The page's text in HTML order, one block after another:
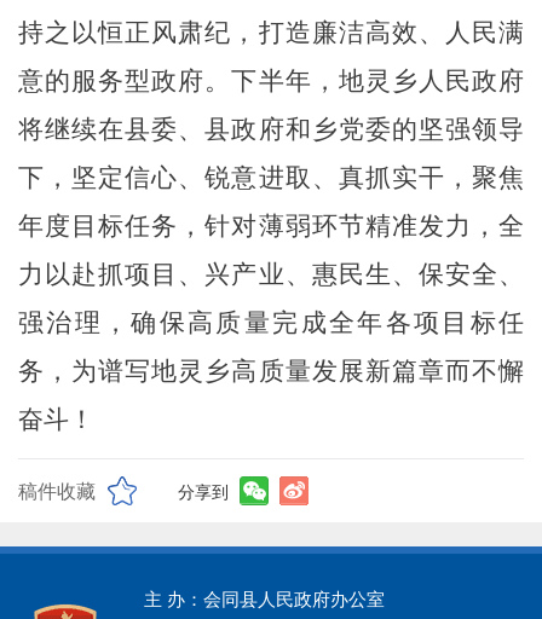
持之以恒正风肃纪，打造廉洁高效、人民满
意的服务型政府。下半年，地灵乡人民政府
将继续在县委、县政府和乡党委的坚强领导
下，坚定信心、锐意进取、真抓实干，聚焦
年度目标任务，针对薄弱环节精准发力，全
力以赴抓项目、兴产业、惠民生、保安全、
强治理，确保高质量完成全年各项目标任
务 ， 为谱写地灵乡高质量发展新篇章而不懈
奋斗！
稿件收藏 分享到
主 办：会同县人民政府办公室